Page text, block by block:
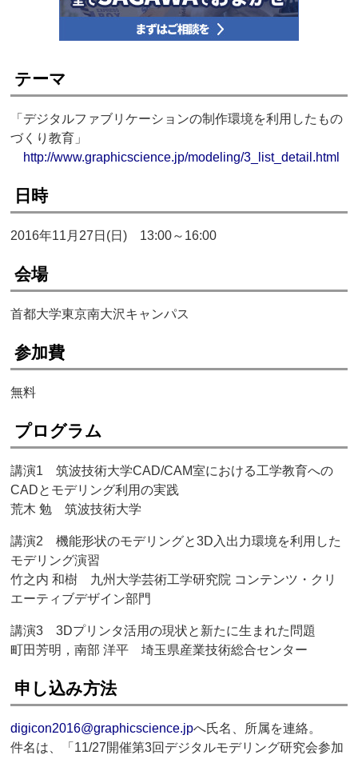
テーマ
「デジタルファブリケーションの制作環境を利用したもの
づくり教育」
http://www.graphicscience.jp/modeling/3_list_detail.html
日時
2016年11月27日(日) 13:00～16:00
会場
首都大学東京南大沢キャンパス
参加費
無料
プログラム
講演1 筑波技術大学CAD/CAM室における工学教育への
CADとモデリング利用の実践
荒木 勉 筑波技術大学
講演2 機能形状のモデリングと3D入出力環境を利用した
モデリング演習
竹之内 和樹 九州大学芸術工学研究院 コンテンツ・クリ
エーティブデザイン部門
講演3 3Dプリンタ活用の現状と新たに生まれた問題
町田芳明，南部 洋平 埼玉県産業技術総合センター
申し込み方法
digicon2016@graphicscience.jpへ氏名、所属を連絡。
件名は、「11/27開催第3回デジタルモデリング研究会参加